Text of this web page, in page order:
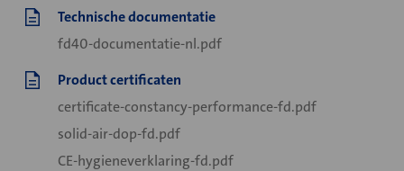
Technische documentatie
fd40-documentatie-nl.pdf
Product certificaten
certificate-constancy-performance-fd.pdf
solid-air-dop-fd.pdf
CE-hygieneverklaring-fd.pdf